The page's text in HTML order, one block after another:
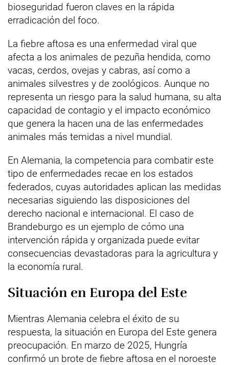
bioseguridad fueron claves en la rápida
erradicación del foco.
La fiebre aftosa es una enfermedad viral que
afecta a los animales de pezuña hendida, como
vacas, cerdos, ovejas y cabras, así como a
animales silvestres y de zoológicos. Aunque no
representa un riesgo para la salud humana, su alta
capacidad de contagio y el impacto económico
que genera la hacen una de las enfermedades
animales más temidas a nivel mundial.
En Alemania, la competencia para combatir este
tipo de enfermedades recae en los estados
federados, cuyas autoridades aplican las medidas
necesarias siguiendo las disposiciones del
derecho nacional e internacional. El caso de
Brandeburgo es un ejemplo de cómo una
intervención rápida y organizada puede evitar
consecuencias devastadoras para la agricultura y
la economía rural.
Situación en Europa del Este
Mientras Alemania celebra el éxito de su
respuesta, la situación en Europa del Este genera
preocupación. En marzo de 2025, Hungría
confirmó un brote de fiebre aftosa en el noroeste